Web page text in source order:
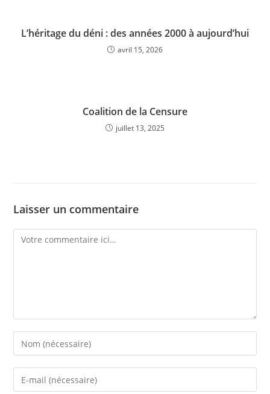
L’héritage du déni : des années 2000 à aujourd’hui
avril 15, 2026
Coalition de la Censure
juillet 13, 2025
Laisser un commentaire